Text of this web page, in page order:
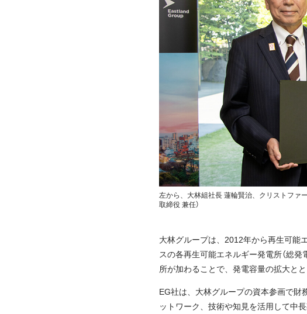
左から、大林組社長 蓮輪賢治、クリストファ
取締役 兼任）
大林グループは、2012年から再生可能
スの各再生可能エネルギー発電所（総
所が加わることで、発電容量の拡大と
EG社は、大林グループの資本参画で
ットワーク、技術や知見を活用して中